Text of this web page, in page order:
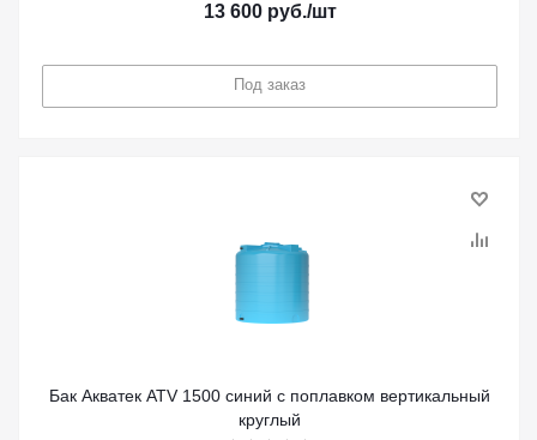
13 600руб./шт
Под заказ
Бак Акватек ATV 1500 синий с поплавком вертикальный
круглый